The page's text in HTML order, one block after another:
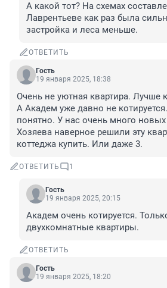
А какой тот? На схемах
Лаврентьеве как раз была
застройка и леса меньше.
ОТВЕТИТЬ
Гость
19 января 2025, 18:38
Очень не уютная квартира. Лучше
А Академ уже давно не
понятно. У нас очень много
Хозяева наверное решили эту
коттеджа купить. Или даже 3.
ОТВЕТИТЬ 1
Гость
19 января 2025, 20:15
Академ очень котируется.
двухкомнатные квартиры.
ОТВЕТИТЬ
Гость
19 января 2025, 18:20